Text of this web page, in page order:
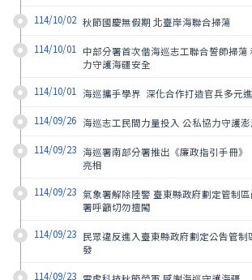
114/10/02 秋節國慶無假期 北臺岸海聯合掃蕩
114/10/01
中部分署首次偕海巡志工聯合誓師掃蕩
力守護海疆安全
114/10/01 海巡攜手學界  深化合作打造官兵多元
114/09/26 海巡志工民間力量投入 公私協力守護
114/09/23 海巡署南部分署推出《廉政指引手冊》
亮相
114/09/23 氣象署解除陸警 臺東縣政府劃定管制
署呼籲切勿擅闖
114/09/23 民眾違反進入臺東縣政府劃定公告管制
發
114/09/23